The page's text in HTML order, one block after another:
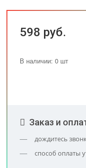
598 руб.
В наличии: 0 шт
Заказ и
дождитесь
способ оплаты